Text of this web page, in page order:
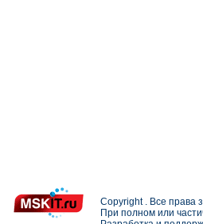
Copyright . Все права
При полном или